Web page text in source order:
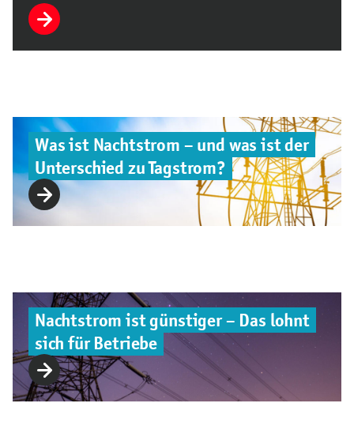
Was ist Nachtstrom – und was ist der
Unterschied zu Tagstrom?
Nachtstrom ist günstiger – Das lohnt
sich für Betriebe